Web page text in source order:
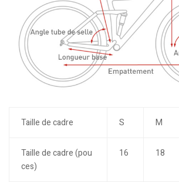
Taille de cadre S M
Taille de cadre (pou
ces)
16 18